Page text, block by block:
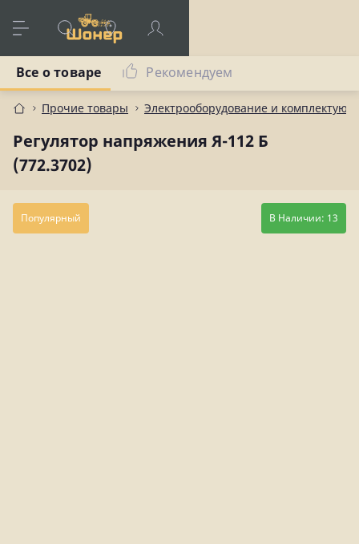
Прочие товары Электрооборудование и
Регулятор напряжения Я-112 Б
(772.3702)
Все о товаре Рекомендуем
Популярный В Наличии: 13